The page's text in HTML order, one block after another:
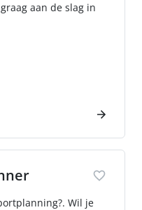
aan de slag in
Wil je